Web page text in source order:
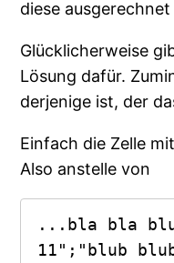
diese
Glücklicherweise
Lösung dafür.
derjenige ist, der
Einfach die Zelle
Also anstelle von
...bla bla
11";"blub